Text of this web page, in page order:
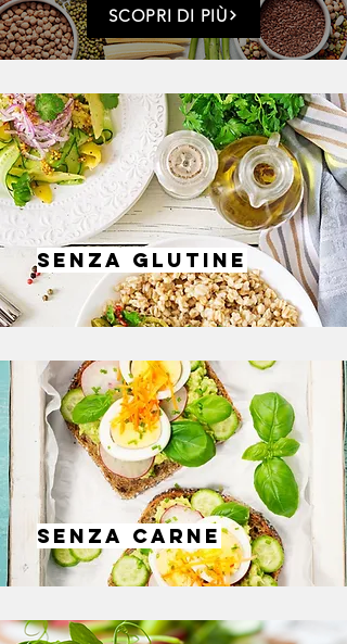
SCOPRI DI PIÙ
SENZA GLUTINE
SENZA CARNE